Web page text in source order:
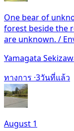
One bear of
forest beside the
are unknown. /
Yamagata
ทางการ ·3วันที่แล้ว
August 1